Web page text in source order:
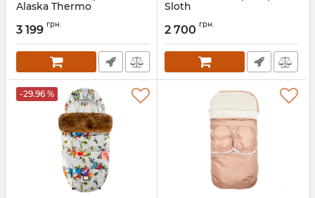
Alaska Thermo
3 199 грн.
Sloth
2 700 грн.
-29.96 %